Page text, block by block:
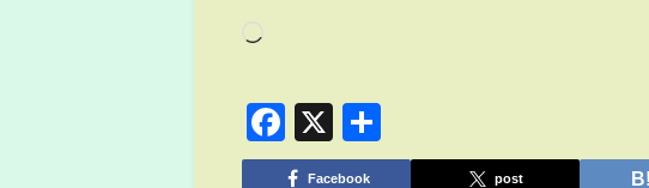
Facebook
X
有
Facebook post